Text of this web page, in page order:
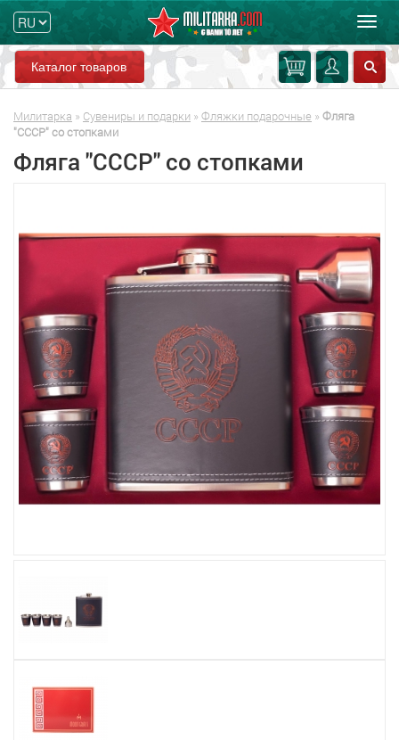
Каталог товаров
Милитарка » Сувениры и подарки » Фляжки подарочные » Фляга
"СССР" со стопками
Фляга "СССР" со стопками